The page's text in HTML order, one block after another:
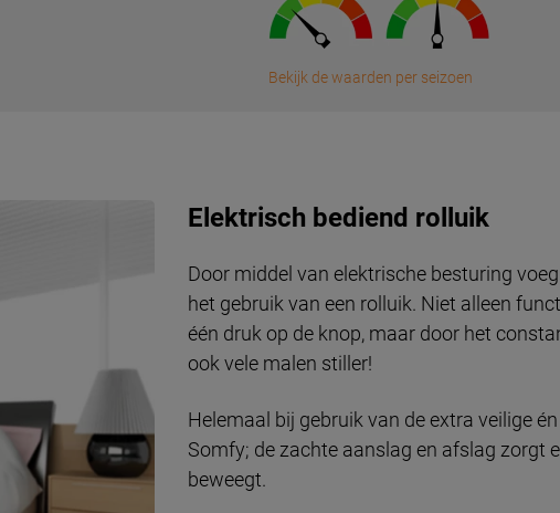
Bekijk de waarden per seizoen
Elektrisch bediend rolluik
Door middel van elektrische besturing
het gebruik van een rolluik. Niet alleen
één druk op de knop, maar door het
ook vele malen stiller!
Helemaal bij gebruik van de extra veilige
Somfy; de zachte aanslag en afslag zorgt
beweegt.